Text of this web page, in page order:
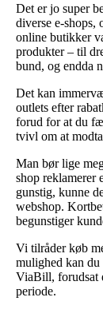
Det er jo super
diverse e-shops,
online butikker
produkter – til
bund, og endda
Det kan
outlets efter
forud for at du
tvivl om at
Man bør lige
shop reklamerer
gunstig, kunne
webshop.
begunstiger
Vi tilråder køb
mulighed kan du
ViaBill, forudsat
periode.